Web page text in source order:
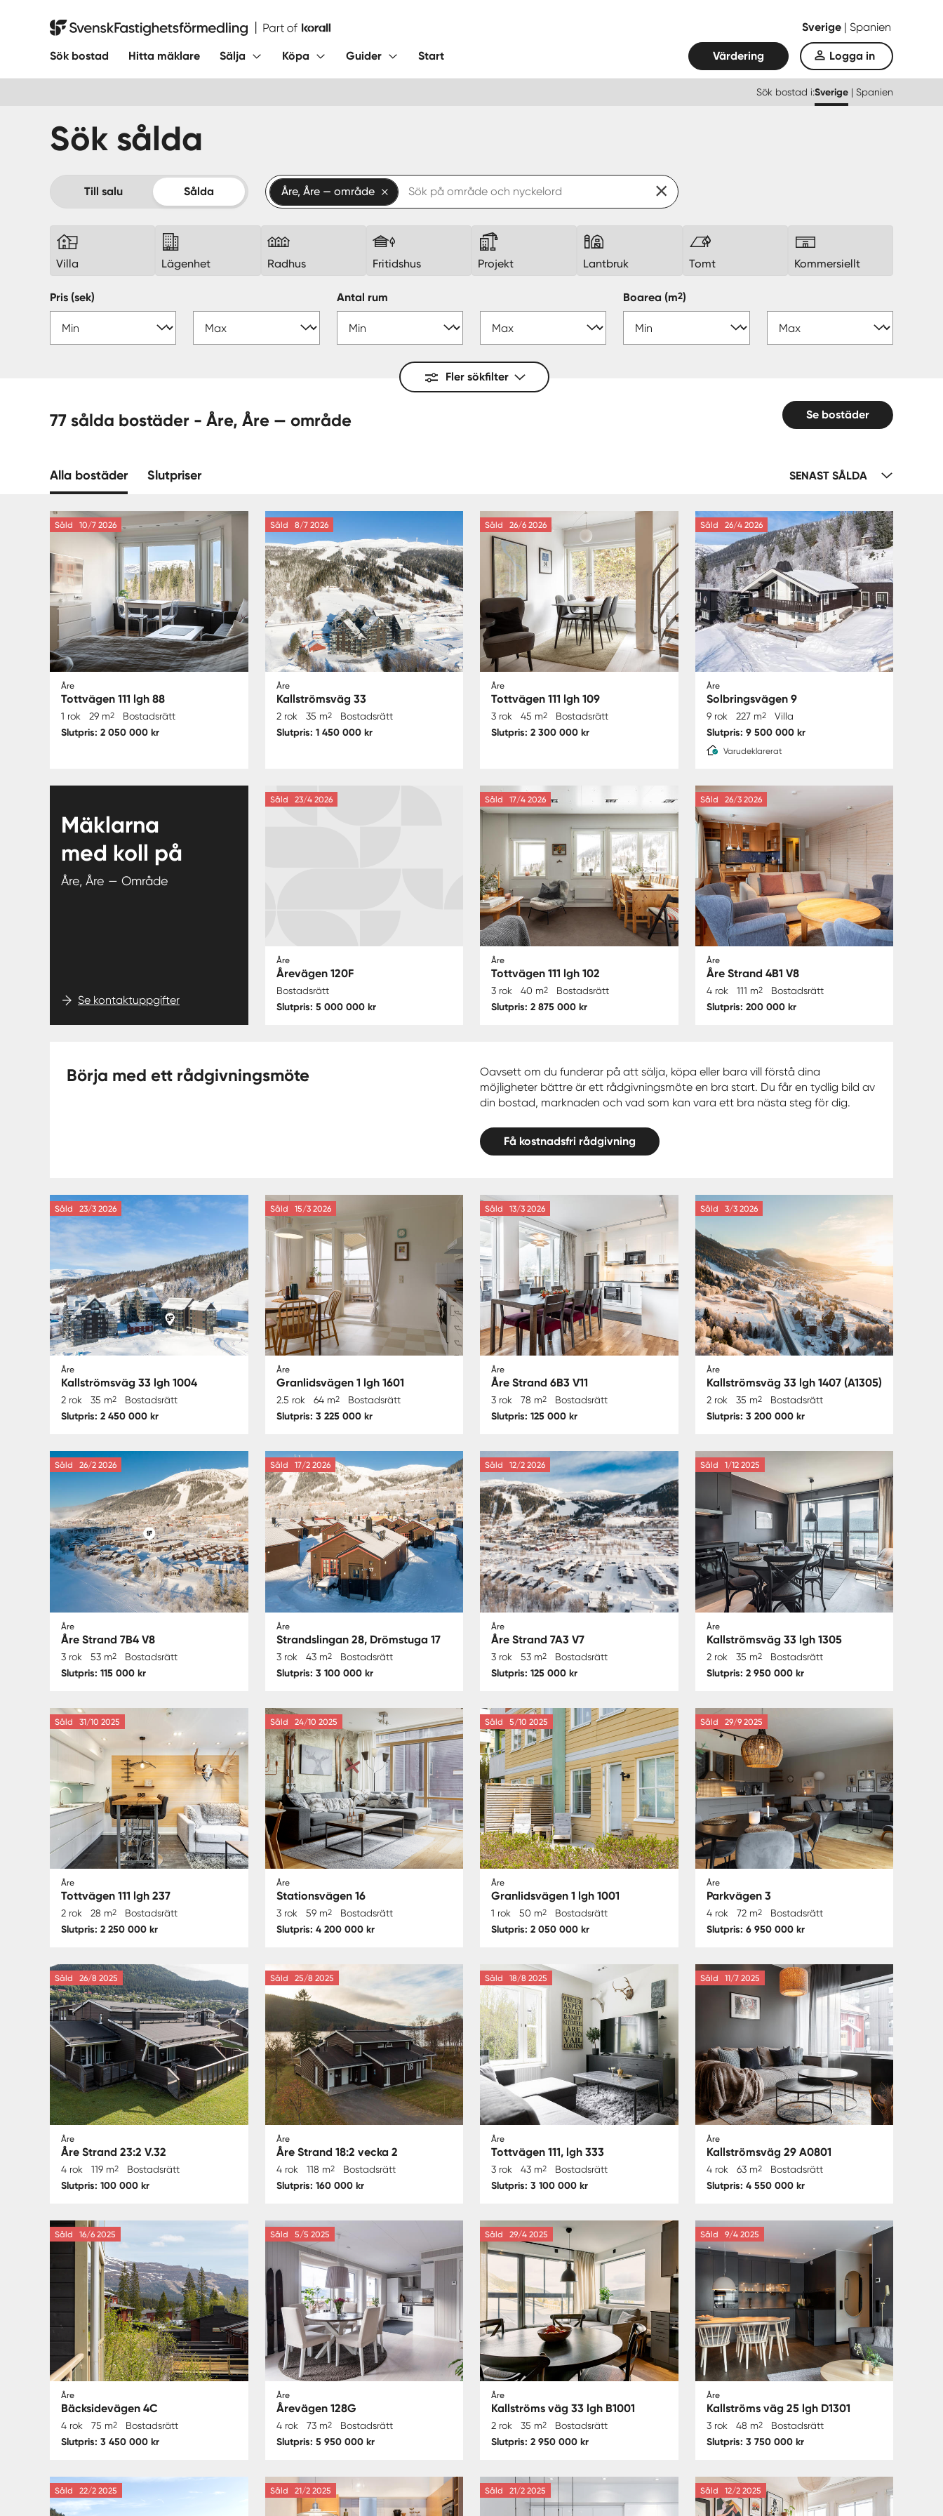
Svensk Fastighetsförmedling Sverige | Spanien
Sök bostad Hitta mäklare Sälja Köpa Guider Start Värdering Logga in
Sök bostad i:Sverige | Spanien
Sök sålda
Till salu Sålda Åre, Åre — område
Villa Lägenhet Radhus Fritidshus Projekt Lantbruk Tomt Kommersiellt
Pris (sek) Antal rum Boarea(m2)
Fler sökfilter
77 sålda bostäder - Åre, Åre — område Se bostäder
Alla bostäder Slutpriser SENAST SÅLDA
Såld 10/7 2026
Åre
Tottvägen 111 lgh 88
1 rok 29 m2 Bostadsrätt
Slutpris: 2 050 000 kr
Såld 8/7 2026
Åre
Kallströmsväg 33
2 rok 35 m2 Bostadsrätt
Slutpris: 1 450 000 kr
Såld 26/6 2026
Åre
Tottvägen 111 lgh 109
3 rok 45 m2 Bostadsrätt
Slutpris: 2 300 000 kr
Såld 26/4 2026
Åre
Solbringsvägen 9
9 rok 227 m2 Villa
Slutpris: 9 500 000 kr
Varudeklarerat
Mäklarna
med koll på
Åre, Åre — Område
Se kontaktuppgifter
Såld 23/4 2026
Åre
Årevägen 120F
Bostadsrätt
Slutpris: 5 000 000 kr
Såld 17/4 2026
Åre
Tottvägen 111 lgh 102
3 rok 40 m2 Bostadsrätt
Slutpris: 2 875 000 kr
Såld 26/3 2026
Åre
Åre Strand 4B1 V8
4 rok 111 m2 Bostadsrätt
Slutpris: 200 000 kr
Börja med ett rådgivningsmöte
Oavsett om du funderar på att sälja, köpa eller bara vill förstå dina
möjligheter bättre är ett rådgivningsmöte en bra start. Du får en tydlig bild av
din bostad, marknaden och vad som kan vara ett bra nästa steg för dig.
Få kostnadsfri rådgivning
Såld 23/3 2026
Åre
Kallströmsväg 33 lgh 1004
2 rok 35 m2 Bostadsrätt
Slutpris: 2 450 000 kr
Såld 15/3 2026
Åre
Granlidsvägen 1 lgh 1601
2.5 rok 64 m2 Bostadsrätt
Slutpris: 3 225 000 kr
Såld 13/3 2026
Åre
Åre Strand 6B3 V11
3 rok 78 m2 Bostadsrätt
Slutpris: 125 000 kr
Såld 3/3 2026
Åre
Kallströmsväg 33 lgh 1407 (A1305)
2 rok 35 m2 Bostadsrätt
Slutpris: 3 200 000 kr
Såld 26/2 2026
Åre
Åre Strand 7B4 V8
3 rok 53 m2 Bostadsrätt
Slutpris: 115 000 kr
Såld 17/2 2026
Åre
Strandslingan 28, Drömstuga 17
3 rok 43 m2 Bostadsrätt
Slutpris: 3 100 000 kr
Såld 12/2 2026
Åre
Åre Strand 7A3 V7
3 rok 53 m2 Bostadsrätt
Slutpris: 125 000 kr
Såld 1/12 2025
Åre
Kallströmsväg 33 lgh 1305
2 rok 35 m2 Bostadsrätt
Slutpris: 2 950 000 kr
Såld 31/10 2025
Åre
Tottvägen 111 lgh 237
2 rok 28 m2 Bostadsrätt
Slutpris: 2 250 000 kr
Såld 24/10 2025
Åre
Stationsvägen 16
3 rok 59 m2 Bostadsrätt
Slutpris: 4 200 000 kr
Såld 5/10 2025
Åre
Granlidsvägen 1 lgh 1001
1 rok 50 m2 Bostadsrätt
Slutpris: 2 050 000 kr
Såld 29/9 2025
Åre
Parkvägen 3
4 rok 72 m2 Bostadsrätt
Slutpris: 6 950 000 kr
Såld 26/8 2025
Åre
Åre Strand 23:2 V.32
4 rok 119 m2 Bostadsrätt
Slutpris: 100 000 kr
Såld 25/8 2025
Åre
Åre Strand 18:2 vecka 2
4 rok 118 m2 Bostadsrätt
Slutpris: 160 000 kr
Såld 18/8 2025
Åre
Tottvägen 111, lgh 333
3 rok 43 m2 Bostadsrätt
Slutpris: 3 100 000 kr
Såld 11/7 2025
Åre
Kallströmsväg 29 A0801
4 rok 63 m2 Bostadsrätt
Slutpris: 4 550 000 kr
Såld 16/6 2025
Åre
Bäcksidevägen 4C
4 rok 75 m2 Bostadsrätt
Slutpris: 3 450 000 kr
Såld 5/5 2025
Åre
Årevägen 128G
4 rok 73 m2 Bostadsrätt
Slutpris: 5 950 000 kr
Såld 29/4 2025
Åre
Kallströms väg 33 lgh B1001
2 rok 35 m2 Bostadsrätt
Slutpris: 2 950 000 kr
Såld 9/4 2025
Åre
Kallströms väg 25 lgh D1301
3 rok 48 m2 Bostadsrätt
Slutpris: 3 750 000 kr
Såld 22/2 2025 Såld 21/2 2025 Såld 21/2 2025 Såld 12/2 2025